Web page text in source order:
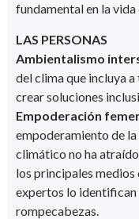
fundamental en la vida
LAS PERSONAS
Ambientalismo
del clima que incluya
crear soluciones
Empoderación
empoderamiento de
climático no ha
los principales medios
expertos lo identifican
rompecabezas.